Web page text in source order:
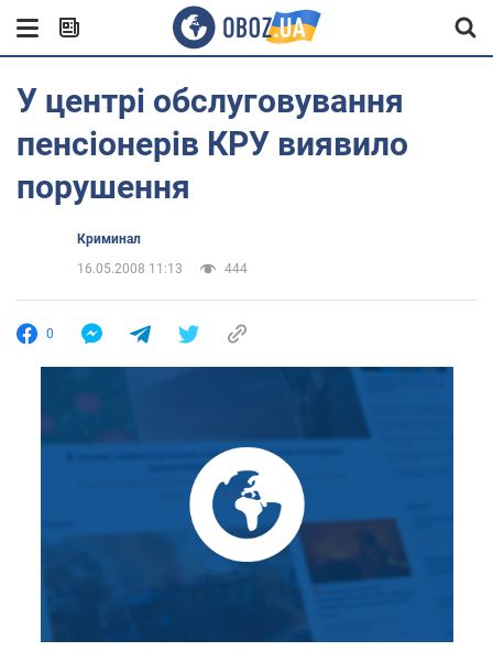
У центрі обслуговування
пенсіонерів КРУ виявило
порушення
Криминал
16.05.2008 11:13
444
0